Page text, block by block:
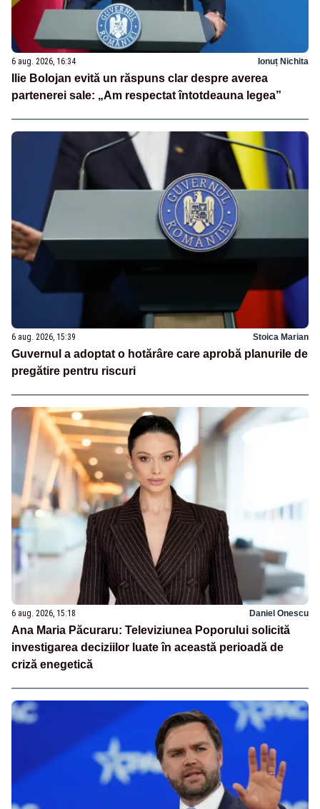
6 aug. 2026, 16:34 Ionuț Nichita
Ilie Bolojan evită un răspuns clar despre averea
partenerei sale: „Am respectat întotdeauna legea”
6 aug. 2026, 15:39 Stoica Marian
Guvernul a adoptat o hotărâre care aprobă planurile de
pregătire pentru riscuri
6 aug. 2026, 15:18 Daniel Onescu
Ana Maria Păcuraru: Televiziunea Poporului solicită
investigarea deciziilor luate în această perioadă de
criză enegetică